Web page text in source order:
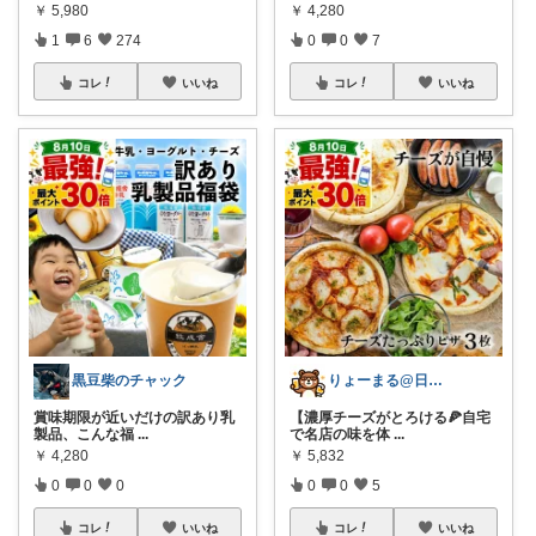
￥ 5,980
1 6 274
コレ いいね
黒豆柴のチャック
賞味期限が近いだけの訳あり乳
製品、こんな福 ...
￥ 4,280
0 0 0
コレ いいね
￥ 4,280
0 0 7
コレ いいね
りょーまる@日用品×ファッション
【濃厚チーズがとろける🍕自宅
で名店の味を体 ...
￥ 5,832
0 0 5
コレ いいね